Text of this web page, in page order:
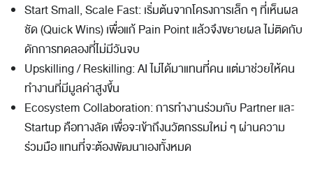
Start Small, Scale Fast: เริ่มต้นจากโครงการเล็ก ๆ ที่เห็นผล
ชัด (Quick Wins) เพื่อแก้ Pain Point แล้วจึงขยายผล ไม่ติดกับ
ดักการทดลองที่ไม่มีวันจบ
Upskilling / Reskilling: AI ไม่ได้มาแทนที่คน แต่มาช่วยให้คน
ทำงานที่มีมูลค่าสูงขึ้น
Ecosystem Collaboration: การทำงานร่วมกับ Partner และ
Startup คือทางลัด เพื่อจะเข้าถึงนวัตกรรมใหม่ ๆ ผ่านความ
ร่วมมือ แทนที่จะต้องพัฒนาเองทั้งหมด